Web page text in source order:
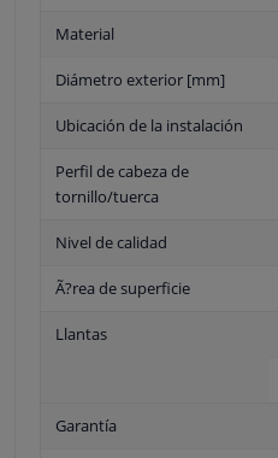
Material
Diámetro exterior [mm]
Ubicación de la instalación
Perfil de cabeza de
tornillo/tuerca
Nivel de calidad
Ã?rea de superficie
Llantas
Garantía